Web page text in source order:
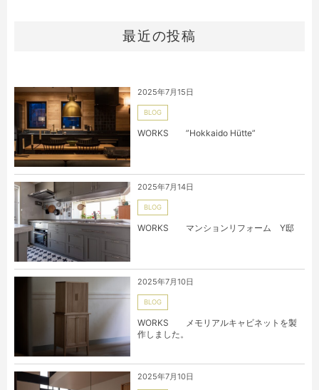
最近の投稿
2025年7月15日
BLOG
WORKS ”Hokkaido Hütte”
2025年7月14日
BLOG
WORKS マンションリフォーム Y邸
2025年7月10日
BLOG
WORKS メモリアルキャビネットを製
作しました。
2025年7月10日